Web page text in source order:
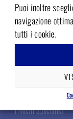
Puoi inoltre
navigazione
tutti i cookie.
TECNOMED
I Nostri Specialisti